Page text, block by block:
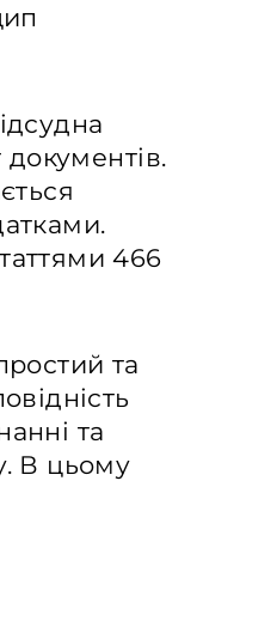
466
та
та
В цьому